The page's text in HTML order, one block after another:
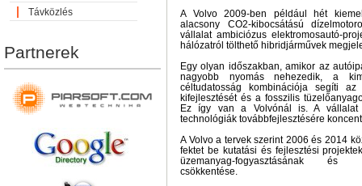
Távközlés
Partnerek
A Volvo 2009-ben például hét
alacsony CO2-kibocsátású
vállalat ambiciózus elektromosautó-
hálózatról tölthető hibridjárművek
Egy olyan időszakban, amikor az
nagyobb nyomás nehezedik, a
céltudatosság kombinációja segíti
kifejlesztését és a fosszilis
Ez így van a Volvónál is. A
technológiák továbbfejlesztésére
A Volvo a tervek szerint 2006 és 2014
fektet be kutatási és fejlesztési
üzemanyag-fogyasztásának és
csökkentése.